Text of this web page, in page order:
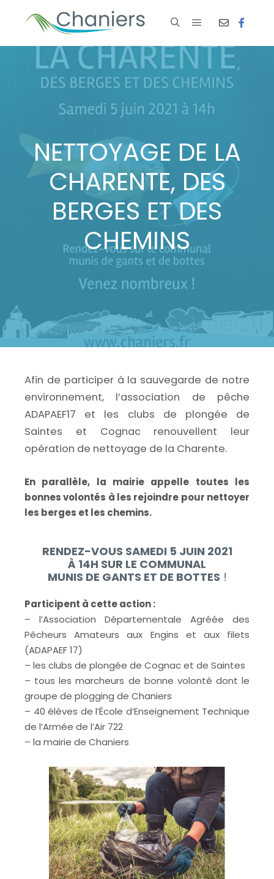
NETTOYAGE DE LA
CHARENTE, DES
BERGES ET DES
CHEMINS
Afin de participer à la sauvegarde de notre
environnement, l’association de pêche
ADAPAEF17 et les clubs de plongée de
Saintes et Cognac renouvellent leur
opération de nettoyage de la Charente.
En parallèle, la mairie appelle toutes les
bonnes volontés à les rejoindre pour nettoyer
les berges et les chemins.
RENDEZ-VOUS SAMEDI 5 JUIN 2021
À 14H SUR LE COMMUNAL
MUNIS DE GANTS ET DE BOTTES !
Participent à cette action :
– l’Association Départementale Agréée des
Pêcheurs Amateurs aux Engins et aux filets
(ADAPAEF 17)
– les clubs de plongée de Cognac et de Saintes
– tous les marcheurs de bonne volonté dont le
groupe de plogging de Chaniers
– 40 élèves de l’École d’Enseignement Technique
de l’Armée de l’Air 722
– la mairie de Chaniers